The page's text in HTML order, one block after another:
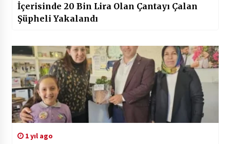
İçerisinde 20 Bin Lira Olan Çantayı Çalan
Şüpheli Yakalandı
1 yıl ago